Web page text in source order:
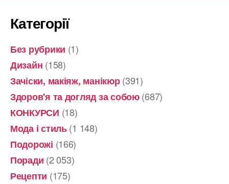
Категорії
Без рубрики (1)
Дизайн (158)
Зачіски, макіяж, манікюр(391)
Здоров'я та догляд за собою(687)
КОНКУРСИ (18)
Мода і стиль(1 148)
Подорожі (166)
Поради (2 053)
Рецепти (175)